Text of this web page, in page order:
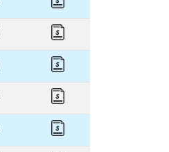
Cotizar HAMILTON
Cotizar HAMILTON
Cotizar HAMILTON
Cotizar HAMILTON